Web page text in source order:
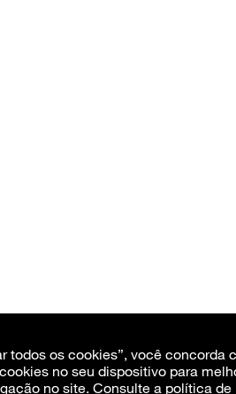
todos os cookies”, você concorda
no seu dispositivo para
no site. Consulte a política de